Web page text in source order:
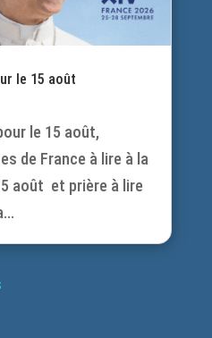
le 15 août
le 15 août,
de France à lire à la
août et prière à lire